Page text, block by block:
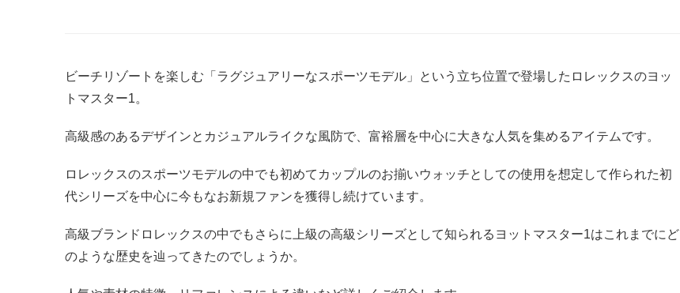
ビーチリゾートを楽しむ「ラグジュアリーなスポーツモデル」という立ち位置で登場したロレックスのヨッ
トマスター1。
高級感のあるデザインとカジュアルライクな風防で、富裕層を中心に大きな人気を集めるアイテムです。
ロレックスのスポーツモデルの中でも初めてカップルのお揃いウォッチとしての使用を想定して作られた初
代シリーズを中心に今もなお新規ファンを獲得し続けています。
高級ブランドロレックスの中でもさらに上級の高級シリーズとして知られるヨットマスター1はこれまでにど
のような歴史を辿ってきたのでしょうか。